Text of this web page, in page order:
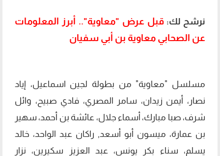
نرشح لك: قبل عرض "معاوية".. أبرز المعلومات
عن الصحابي معاوية بن أبي سفيان
مسلسل "معاوية" من بطولة لجين اسماعيل، إياد
نصار، أيمن زيدان، سامر المصري، فادي صبيح، وائل
شرف، صبا مبارك، أسماء جلال، عائشة بن أحمد، سهير
بن عمارة، ميسون أبو أسعد, راكان عبد الواحد، خالد
يسلم، سناء بكر يونس، عبد العزيز سكيرين، نزار